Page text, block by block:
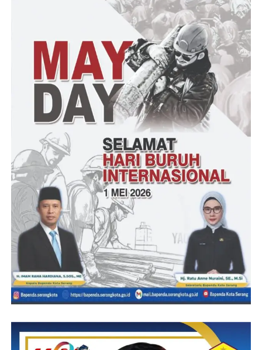
Jalan Cikadu-Pasirnangkan, yang berlokasi di Tanjakan Leuwi
Bedog Desa Kiarapayung Kecamatan Cibitung Kabupaten
hal tersebut diduga karena adanya gagal kontruksi dan juga
lemahnya pengawasan dari pihak terkait.
Sementara itu, Warga sekitar yang enggan disebutkan namanya,
mengatakan,” ya benar pak, ini pengerjaan jalan kabupaten kami
lihat asal-asalan sedangkan jalan ini jalan kabupaten dan
anggaranya yang begitu Fantastis,” Terangnya
Dari hasil pantauan awak media, fisik pekerjaan yang ada, jelas
terlihat secara kasat mata, timbunan aspalnya sangat tipis,
sehingga ada bagian yang sudah mulai hancur dan terbongkar,
lantaran dikerjakan tidak sesuai dengan standar dan berkualitas
tinggi.
Post Views: 39